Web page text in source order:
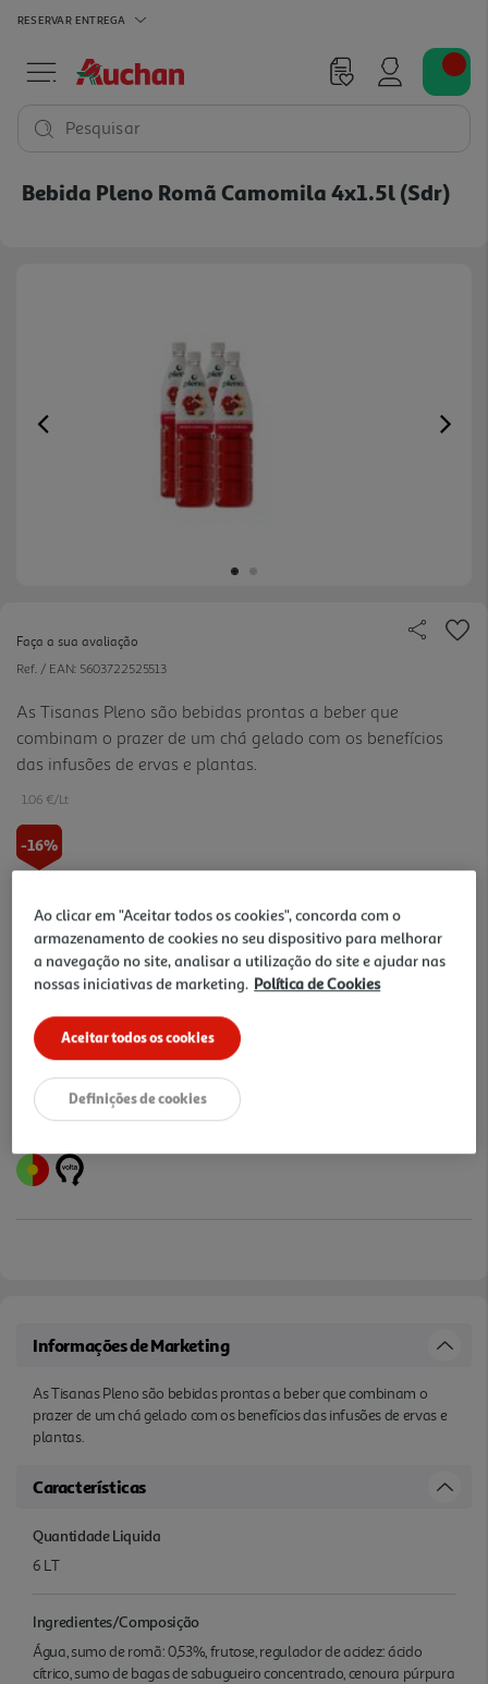
RESERVAR ENTREGA
Pesquisar
Bebida Pleno Romã Camomila 4x1.5l (sdr)
Previous
Faça a sua avaliação
Ref. / EAN: 5603722525513
As Tisanas Pleno são bebidas prontas a beber que
combinam o prazer de um chá gelado com os benefícios
das infusões de ervas e plantas.
1.06 €/Lt
-16%
6,36 €
+0,40 € Depósito
Promoção: de 19/7/2026 a 19/8/2026
Notas de preparação
Informações de Marketing
As Tisanas Pleno são bebidas prontas a beber que combinam o
prazer de um chá gelado com os benefícios das infusões de ervas e
plantas.
Características
Quantidade Liquida
6 LT
Ingredientes/Composição
Água, sumo de romã: 0,53%, frutose, regulador de acidez: ácido
cítrico, sumo de bagas de sabugueiro concentrado, cenoura púrpura
Ao clicar em "Aceitar todos os cookies", concorda com o
armazenamento de cookies no seu dispositivo para melhorar
a navegação no site, analisar a utilização do site e ajudar nas
nossas iniciativas de marketing. Política de Cookies
Aceitar todos os cookies
Definições de cookies